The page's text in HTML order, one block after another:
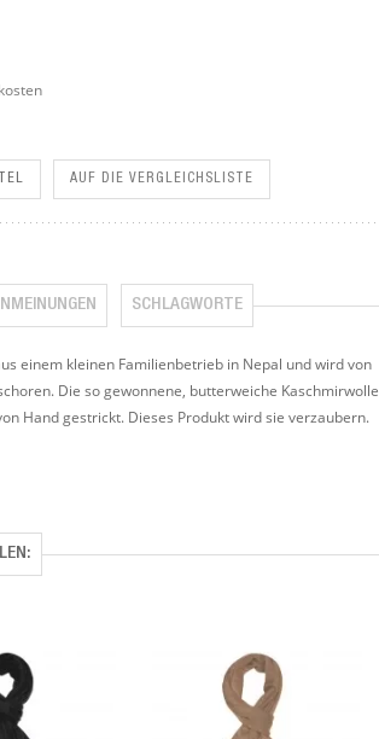
AUF DIE VERGLEICHSLISTE
SCHLAGWORTE
einem kleinen Familienbetrieb in Nepal und wird von
Die so gewonnene, butterweiche Kaschmirwolle
Hand gestrickt. Dieses Produkt wird sie verzaubern.